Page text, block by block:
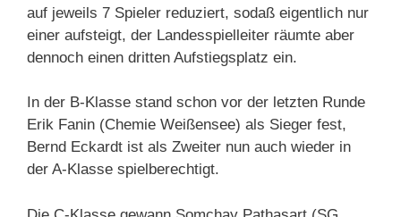
auf jeweils 7 Spieler reduziert, sodaß eigentlich nur
einer aufsteigt, der Landesspielleiter räumte aber
dennoch einen dritten Aufstiegsplatz ein.
In der B-Klasse stand schon vor der letzten Runde
Erik Fanin (Chemie Weißensee) als Sieger fest,
Bernd Eckardt ist als Zweiter nun auch wieder in
der A-Klasse spielberechtigt.